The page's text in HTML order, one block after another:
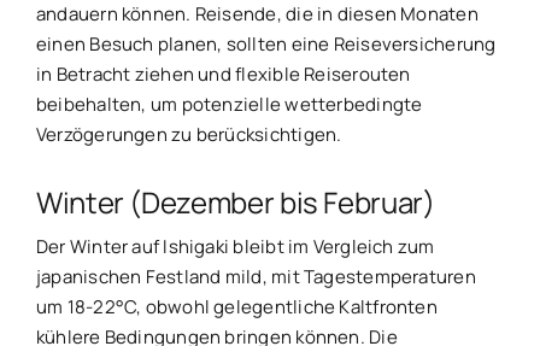
andauern können. Reisende, die in diesen Monaten
einen Besuch planen, sollten eine Reiseversicherung
in Betracht ziehen und flexible Reiserouten
beibehalten, um potenzielle wetterbedingte
Verzögerungen zu berücksichtigen.
Winter (Dezember bis Februar)
Der Winter auf Ishigaki bleibt im Vergleich zum
japanischen Festland mild, mit Tagestemperaturen
um 18-22°C, obwohl gelegentliche Kaltfronten
kühlere Bedingungen bringen können. Die